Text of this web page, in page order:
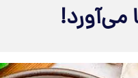
می‌آورد!